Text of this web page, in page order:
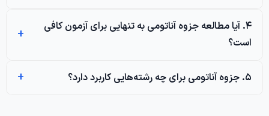
۴. آیا مطالعه جزوه آناتومی به تنهایی برای آزمون کافی
است؟